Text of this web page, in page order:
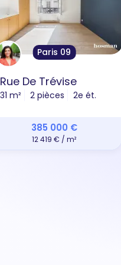
Paris 09
Rue De Trévise
31 m² 2 pièces 2e ét.
385 000 €
12 419 € / m²